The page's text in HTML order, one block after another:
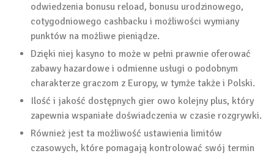
odwiedzenia bonusu reload, bonusu urodzinowego,
cotygodniowego cashbacku i możliwości wymiany
punktów na możliwe pieniądze.
Dzięki niej kasyno to może w pełni prawnie oferować
zabawy hazardowe i odmienne usługi o podobnym
charakterze graczom z Europy, w tymże także i Polski.
Ilość i jakość dostępnych gier owo kolejny plus, który
zapewnia wspaniałe doświadczenia w czasie rozgrywki.
Również jest ta możliwość ustawienia limitów
czasowych, które pomagają kontrolować swój termin